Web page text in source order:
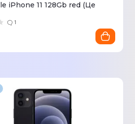
iPhone 11 128Gb red (Це
1